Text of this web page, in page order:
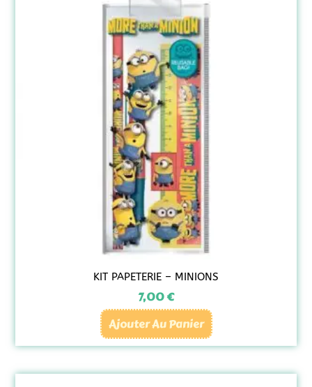
KIT PAPETERIE – MINIONS
7,00€
Ajouter Au Panier